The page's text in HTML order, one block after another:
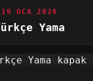
19 OCA 2024
Yama